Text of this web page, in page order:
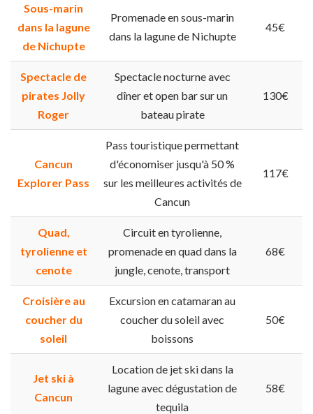
Sous-marin
dans la lagune
de Nichupte
Promenade en sous-marin
dans la lagune de Nichupte
45€
Spectacle de
pirates Jolly
Roger
Spectacle nocturne avec
dîner et open bar sur un
bateau pirate
130€
Cancun
Explorer Pass
Pass touristique permettant
d'économiser jusqu'à 50 %
sur les meilleures activités de
Cancun
117€
Quad,
tyrolienne et
cenote
Circuit en tyrolienne,
promenade en quad dans la
jungle, cenote, transport
68€
Croisière au
coucher du
soleil
Excursion en catamaran au
coucher du soleil avec
boissons
50€
Jet ski à
Cancun
Location de jet ski dans la
lagune avec dégustation de
tequila
58€